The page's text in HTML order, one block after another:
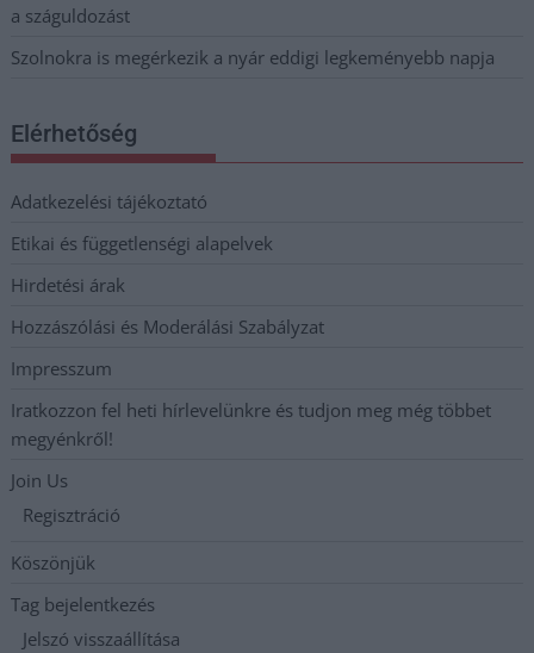
a száguldozást
Szolnokra is megérkezik a nyár eddigi legkeményebb napja
Elérhetőség
Adatkezelési tájékoztató
Etikai és függetlenségi alapelvek
Hirdetési árak
Hozzászólási és Moderálási Szabályzat
Impresszum
Iratkozzon fel heti hírlevelünkre és tudjon meg még többet
megyénkről!
Join Us
Regisztráció
Köszönjük
Tag bejelentkezés
Jelszó visszaállítása